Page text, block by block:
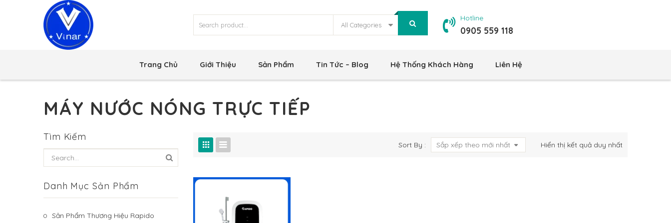
All Categories
Hotline
0905 559 118
Trang Chủ Giới Thiệu Sản Phẩm Tin Tức – Blog Hệ Thống Khách Hàng Liên Hệ
MÁY NƯỚC NÓNG TRỰC TIẾP
Tìm Kiếm
Danh Mục Sản Phẩm
Sản Phẩm Thương Hiệu Rapido
Hiển thị kết quả duy nhất
Sort By : Sắp xếp theo mới nhất